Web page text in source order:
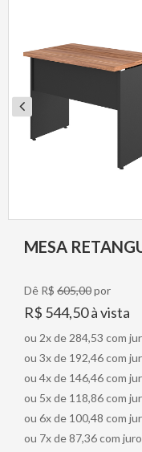
MESA
Dê R$ 605,00por
R$ 544,50 à vista
ou 2x de 284,53 com
ou 3x de 192,46 com
ou 4x de 146,46 com
ou 5x de 118,86 com
ou 6x de 100,48 com
ou 7x de 87,36 com